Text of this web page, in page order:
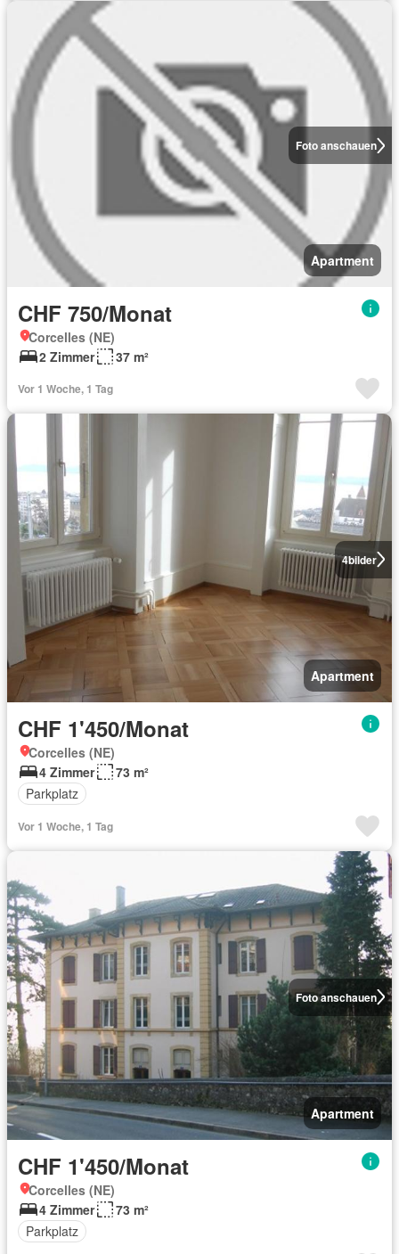
Foto anschauen
Apartment
CHF 750/Monat
Corcelles (NE)
2 Zimmer
37 m²
Vor 1 Woche, 1 Tag
4bilder
Apartment
CHF 1'450/Monat
Corcelles (NE)
4 Zimmer
73 m²
Parkplatz
Vor 1 Woche, 1 Tag
Foto anschauen
Apartment
CHF 1'450/Monat
Corcelles (NE)
4 Zimmer
73 m²
Parkplatz